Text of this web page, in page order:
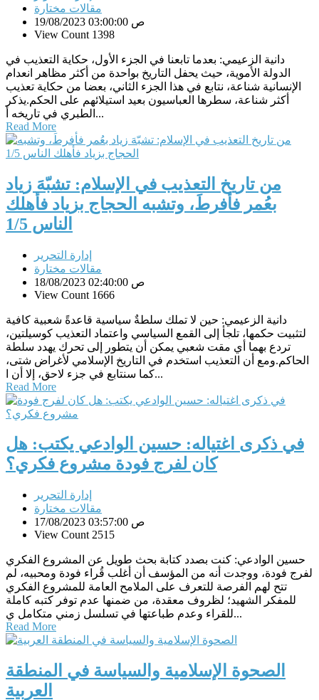
مقالات مختارة
19/08/2023 03:00:00 ص
View Count 1398
دانية الزعيمي: بعدما تابعنا في الجزء الأول، حكاية التعذيب في
الدولة الأموية، حيث يحفل التاريخ بواحدة من أكثر مظاهر انعدام
الإنسانية شناعة، نتابع في هذا الجزء الثاني، بعضا من حكاية تعذيب
أكثر شناعة، سطرها العباسيون بعيد استيلائهم على الحكم.يذكر
الطبري في تاريخه أ...
Read More
من تاريخ التعذيب في الإسلام: تشبّهَ زياد
بعُمر فأفرطَ، وتشبه الحجاج بزياد فأهلك
الناس 1/5
إدارة التحرير
مقالات مختارة
18/08/2023 02:40:00 ص
View Count 1666
دانية الزعيمي: حين لا تملك سلطةٌ سياسية قاعدةً شعبية كافية
لتثبيت حكمها، تلجأ إلى القمع السياسي واعتماد التعذيب كوسيلتين،
تردع بهما أي مقت شعبي يمكن أن يتطور إلى تحرك يهدد سلطة
الحاكم.ومع أن التعذيب استخدم في التاريخ الإسلامي لأغراض شتى،
كما سنتابع في جزء لاحق، إلا أن ا...
Read More
في ذكرى اغتياله: حسين الوادعي يكتب: هل
كان لفرج فودة مشروع فكري؟
إدارة التحرير
مقالات مختارة
17/08/2023 03:57:00 ص
View Count 2515
حسين الوادعي: كنت بصدد كتابة بحث طويل عن المشروع الفكري
لفرج فودة، ووجدت أنه من المؤسف أن أغلب قُراء فودة ومحبيه، لم
تتح لهم الفرصة للتعرف على الملامح العامة للمشروع الفكري
للمفكر الشهيد؛ لظروف معقدة، من ضمنها عدم توفر كتبه كاملة
للقراء وعدم طباعتها في تسلسل زمني متكامل ي...
Read More
الصحوة الإسلامية والسياسة في المنطقة
العربية